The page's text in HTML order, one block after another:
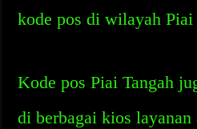
kode pos di wilayah Piai
Kode pos Piai Tangah
di berbagai kios